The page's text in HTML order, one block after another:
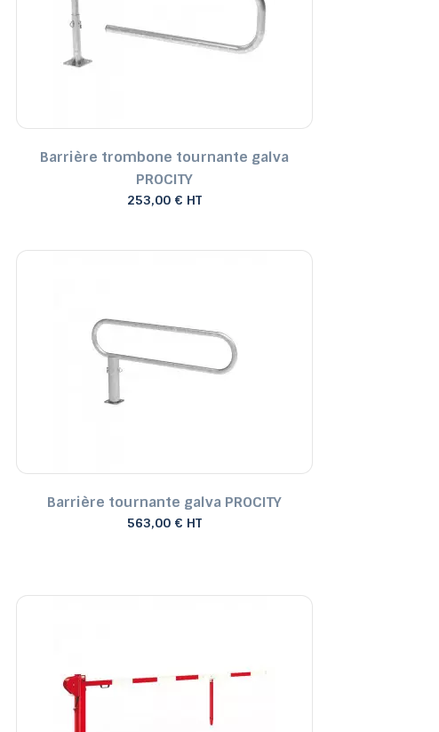
Barrière trombone tournante galva
PROCITY
253,00 € HT
Barrière tournante galva PROCITY
563,00 € HT